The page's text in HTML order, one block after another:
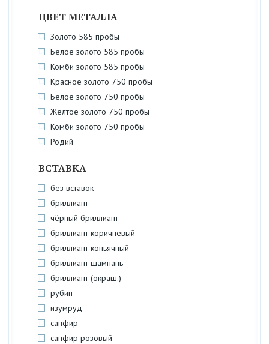
ЦВЕТ МЕТАЛЛА
Золото 585 пробы
Белое золото 585 пробы
Комби золото 585 пробы
Красное золото 750 пробы
Белое золото 750 пробы
Желтое золото 750 пробы
Комби золото 750 пробы
Родий
ВСТАВКА
без вставок
бриллиант
чёрный бриллиант
бриллиант коричневый
бриллиант коньячный
бриллиант шампань
бриллиант (окраш.)
рубин
изумруд
сапфир
сапфир розовый